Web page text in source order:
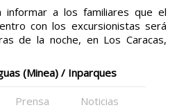
informar a los familiares que el
con los excursionistas será
de la noche, en Los Caracas,
(Minea) / Inparques
Prensa
Noticias